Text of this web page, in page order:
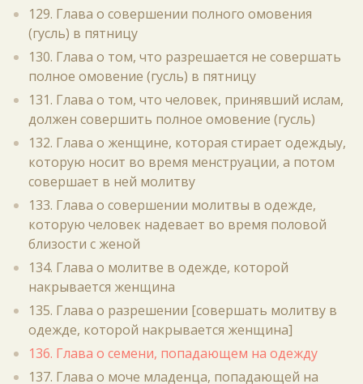
129. Глава о совершении полного омовения
(гусль) в пятницу
130. Глава о том, что разрешается не совершать
полное омовение (гусль) в пятницу
131. Глава о том, что человек, принявший ислам,
должен совершить полное омовение (гусль)
132. Глава о женщине, которая стирает одеждыу,
которую носит во время менструации, а потом
совершает в ней молитву
133. Глава о совершении молитвы в одежде,
которую человек надевает во время половой
близости с женой
134. Глава о молитве в одежде, которой
накрывается женщина
135. Глава о разрешении [совершать молитву в
одежде, которой накрывается женщина]
136. Глава о семени, попадающем на одежду
137. Глава о моче младенца, попадающей на